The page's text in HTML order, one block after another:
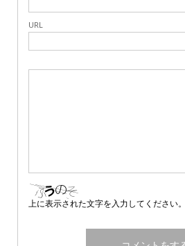
URL
上に表示された文字を入力してください。